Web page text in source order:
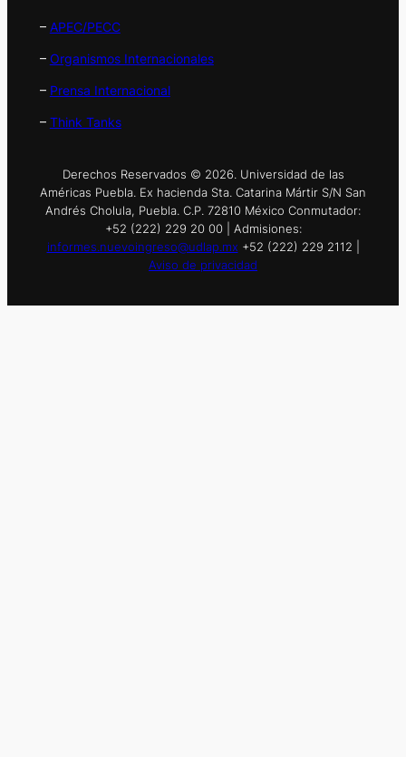
– APEC/PECC
– Organismos Internacionales
– Prensa Internacional
– Think Tanks
Derechos Reservados © 2026. Universidad de las
Américas Puebla. Ex hacienda Sta. Catarina Mártir S/N San
Andrés Cholula, Puebla. C.P. 72810 México Conmutador:
+52 (222) 229 20 00 | Admisiones:
informes.nuevoingreso@udlap.mx +52 (222) 229 2112 |
Aviso de privacidad